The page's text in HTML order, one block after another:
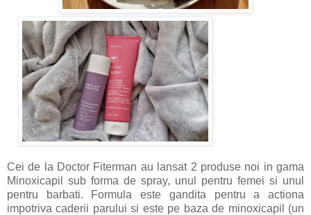
Cei de la Doctor Fiterman au lansat 2 produse noi in gama
Minoxicapil sub forma de spray, unul pentru femei si unul
pentru barbati. Formula este gandita pentru a actiona
impotriva caderii parului si este pe baza de minoxicapil (un